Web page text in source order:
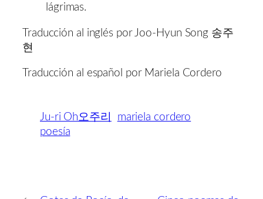
lágrimas.
Traducción al inglés por Joo-Hyun Song 송주
현
Traducción al español por Mariela Cordero
Ju-ri Oh오주리
mariela cordero
poesía